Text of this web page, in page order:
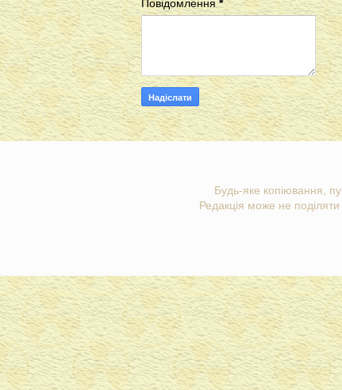
Повідомлення*
Будь-яке копіювання,
Редакція може не поділяти